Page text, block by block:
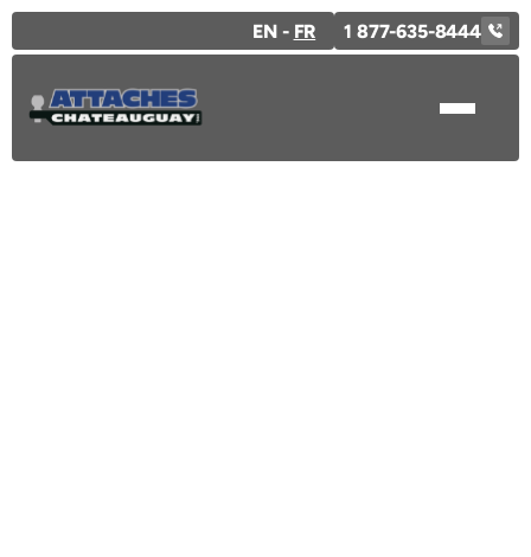
EN - FR 1 877-635-8444